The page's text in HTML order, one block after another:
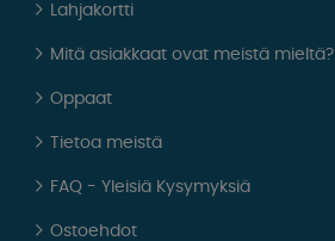
Lahjakortti
Mitä asiakkaat ovat meistä mieltä?
Oppaat
Tietoa meistä
FAQ - Yleisiä Kysymyksiä
Ostoehdot